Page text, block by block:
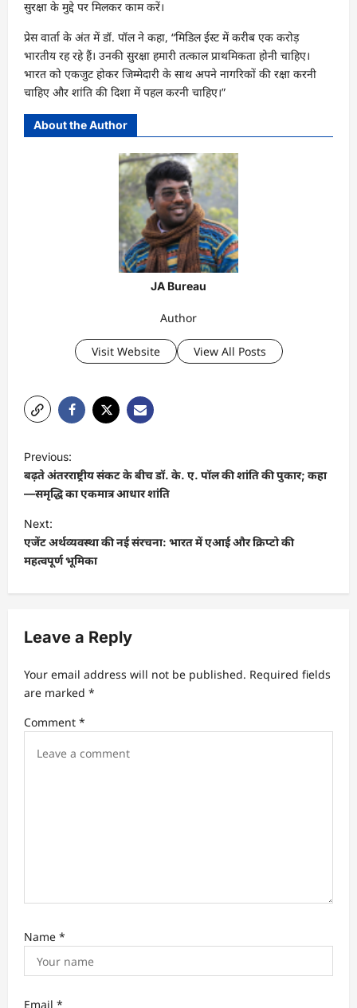
सुरक्षा के मुद्दे पर मिलकर काम करें।
प्रेस वार्ता के अंत में डॉ. पॉल ने कहा, “मिडिल ईस्ट में करीब एक करोड़
भारतीय रह रहे हैं। उनकी सुरक्षा हमारी तत्काल प्राथमिकता होनी चाहिए।
भारत को एकजुट होकर जिम्मेदारी के साथ अपने नागरिकों की रक्षा करनी
चाहिए और शांति की दिशा में पहल करनी चाहिए।”
About the Author
JA Bureau
Author
Visit Website View All Posts
P
o
s
t
n
a
v
g
a
t
i
Previous:
बढ़ते अंतरराष्ट्रीय संकट के बीच डॉ. के. ए. पॉल की शांति की पुकार; कहा
—समृद्धि का एकमात्र आधार शांति
Next:
एजेंट अर्थव्यवस्था की नई संरचना: भारत में एआई और क्रिप्टो की
महत्वपूर्ण भूमिका
Leave a Reply
Your email address will not be published. Required fields
are marked *
Comment *
Name *
Email *